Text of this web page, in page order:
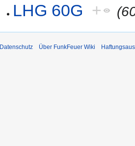
LHG 60G +
Datenschutz Über FunkFeuer Wiki